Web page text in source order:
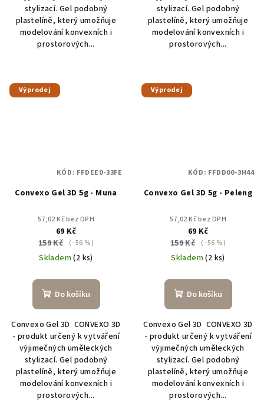
stylizací. Gel podobný
plastelíně, který umožňuje
modelování konvexních i
prostorových...
stylizací. Gel podobný
plastelíně, který umožňuje
modelování konvexních i
prostorových...
Výprodej
Convexo Gel 3D 5g - Muna
57,02 Kč bez DPH
69 Kč
159 Kč
(–56 %)
Skladem(2 ks)
Do košíku
Convexo Gel 3D CONVEXO 3D
- produkt určený k vytváření
výjimečných uměleckých
stylizací. Gel podobný
plastelíně, který umožňuje
modelování konvexních i
prostorových...
KÓD: FFDEE0-33FE
Výprodej
Convexo Gel 3D 5g - Peleng
57,02 Kč bez DPH
69 Kč
159 Kč
(–56 %)
Skladem(2 ks)
Do košíku
Convexo Gel 3D CONVEXO 3D
- produkt určený k vytváření
výjimečných uměleckých
stylizací. Gel podobný
plastelíně, který umožňuje
modelování konvexních i
prostorových...
KÓD: FFDD00-3H44